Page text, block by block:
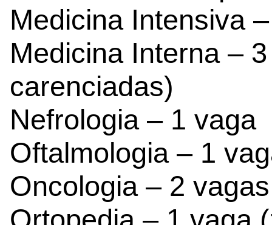
Medicina Intensiva
Medicina Interna –
carenciadas)
Nefrologia – 1 vaga
Oftalmologia – 1
Oncologia – 2 vagas